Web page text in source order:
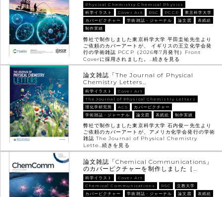
Physical Chemistry Chemical Physics
科学イラスト
Cover Art RSC PCCP
東京科学大学
カバーピクチャー
学術雑誌・ジャーナル 論文図
表紙絵
制作実績
弊社で制作しました東京科学大学 平田圭祐先生より
ご依頼のカバーアートが、 イギリスの王立化学会発
行の学術雑誌 PCCP（2026年7月発刊）Front
Coverに採用されました。…続きを見る
論文雑誌「The Journal of Physical
Chemistry Letters…
科学イラスト
Cover Art
The Journal of Physical Chemistry Letters
理化学研究所
ACS
カバーピクチャー
学術雑誌・ジャーナル
論文図 表紙絵 制作実績
弊社で制作しました東京科学大学 石内俊一先生より
ご依頼のカバーアートが、アメリカ化学会発行の学術
雑誌 The Journal of Physical Chemistry
Lette…続きを見る
論文雑誌「Chemical Communications」
のカバーピクチャーを制作しました［…
科学イラスト
Cover Art
Chemical Communications
RSC
立教大学
カバーピクチャー
学術雑誌・ジャーナル 論文図
表紙絵